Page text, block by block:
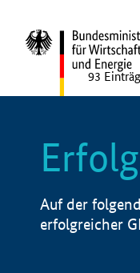
93
Auf der
erfolgreicher